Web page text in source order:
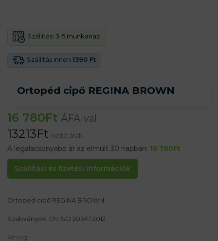
Ortopéd cipő REGINA BROWN
Szállítás innen 1390 Ft
Szállítás: 3-5 munkanap
16 780Ft ÁFA-val
13213Ft nettó árak
A legalacsonyabb ár az elmúlt 30 napban: 16 780Ft
Szállítási és fizetési információk
Ortopéd cipő REGINA BROWN
Szabványok: EN ISO 20347:2012
Anyag: